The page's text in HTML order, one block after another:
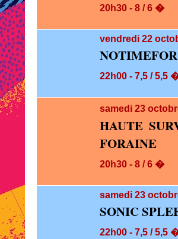
20h30 - 8 / 6 �
vendredi 22
22h00 - 7,5 / 5,5
samedi 23
HAUTE
FORAINE
20h30 - 8 / 6 �
samedi 23
SONIC
22h00 - 7,5 / 5,5